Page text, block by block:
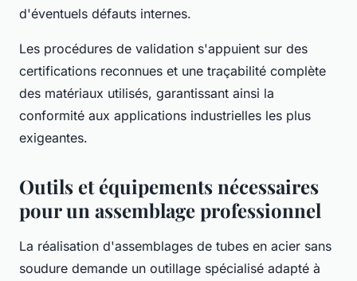
d'éventuels défauts internes.
Les procédures de validation s'appuient sur des
certifications reconnues et une traçabilité complète
des matériaux utilisés, garantissant ainsi la
conformité aux applications industrielles les plus
exigeantes.
Outils et équipements nécessaires
pour un assemblage professionnel
La réalisation d'assemblages de tubes en acier sans
soudure demande un outillage spécialisé adapté à